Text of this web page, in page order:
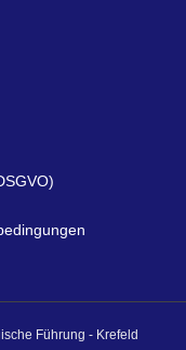
Führung - Krefeld